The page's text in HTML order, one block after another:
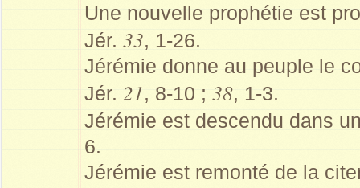
Une nouvelle prophétie est
Jér. 33, 1-26.
Jérémie donne au peuple le
Jér. 21, 8-10 ; 38, 1-3.
Jérémie est descendu dans
6.
Jérémie est remonté de la